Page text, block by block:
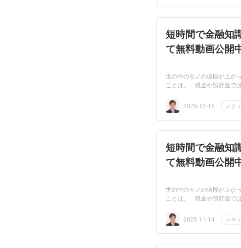
短時間で金融知
て無料動画公開
世の中のモノの値段が上が
ことは、 現金や預貯金で
2025-12-15
メデ
短時間で金融知
て無料動画公開
世の中のモノの値段が上が
ことは、 現金や預貯金で
2025-11-14
メデ